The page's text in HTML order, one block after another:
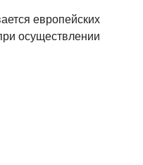
европейских
осуществлении